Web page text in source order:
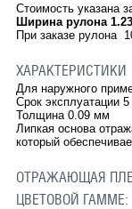
Стоимость указана
Ширина рулона
При заказе рулона
ХАРАКТЕРИСТИКИ
Для наружного
Срок эксплуатации 5
Толщина 0.09 мм
Липкая основа
который
ОТРАЖАЮЩАЯ
ЦВЕТОВОЙ ГАММЕ: